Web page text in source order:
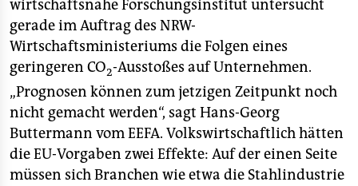
wirtschaftsnahe Forschungsinstitut untersucht
gerade im Auftrag des NRW-
Wirtschaftsministeriums die Folgen eines
geringeren CO2-Ausstoßes auf Unternehmen.
„Prognosen können zum jetzigen Zeitpunkt noch
nicht gemacht werden“, sagt Hans-Georg
Buttermann vom EEFA. Volkswirtschaftlich hätten
die EU-Vorgaben zwei Effekte: Auf der einen Seite
müssen sich Branchen wie etwa die Stahlindustrie